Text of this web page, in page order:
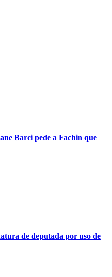
Barci pede a Fachin que
de deputada por uso de